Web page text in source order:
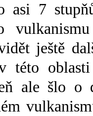
asi 7
ještě
oblasti
ale šlo o